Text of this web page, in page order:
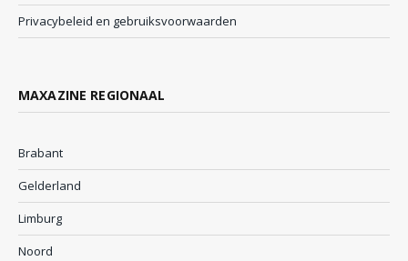
Privacybeleid en gebruiksvoorwaarden
MAXAZINE REGIONAAL
Brabant
Gelderland
Limburg
Noord